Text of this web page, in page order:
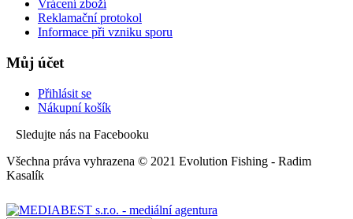
Vrácení zboží
Reklamační protokol
Informace při vzniku sporu
Můj účet
Přihlásit se
Nákupní košík
Sledujte nás na Facebooku
Všechna práva vyhrazena © 2021 Evolution Fishing - Radim
Kasalík